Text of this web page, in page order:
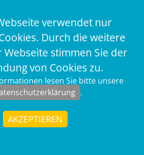
verwendet nur
Durch die weitere
Webseite stimmen Sie der
von Cookies zu.
lesen Sie bitte unsere
.
AKZEPTIEREN
buchen zurück